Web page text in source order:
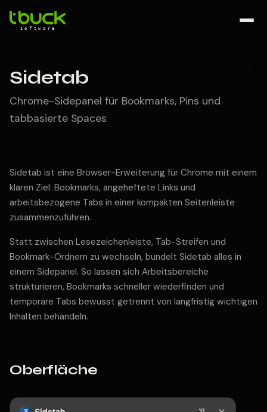
Sidetab
Chrome-Sidepanel für Bookmarks, Pins und
tabbasierte Spaces
Sidetab ist eine Browser-Erweiterung für Chrome mit einem
klaren Ziel: Bookmarks, angeheftete Links und
arbeitsbezogene Tabs in einer kompakten Seitenleiste
zusammenzuführen.
Statt zwischen Lesezeichenleiste, Tab-Streifen und
Bookmark-Ordnern zu wechseln, bündelt Sidetab alles in
einem Sidepanel. So lassen sich Arbeitsbereiche
strukturieren, Bookmarks schneller wiederfinden und
temporäre Tabs bewusst getrennt von langfristig wichtigen
Inhalten behandeln.
Oberfläche